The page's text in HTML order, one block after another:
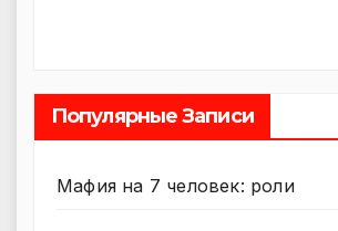
Популярные Записи
Мафия на 7 человек: роли